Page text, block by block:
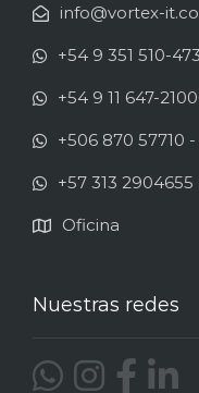
info@vortex-
+54 9 351 510-
+54 9 11 647-
+506 870 57710
+57 313
Oficina
Nuestras redes